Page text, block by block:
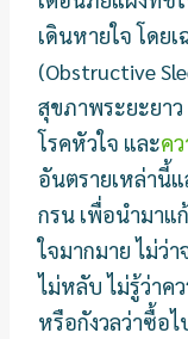
เดินหายใจ โดย
(Obstructive
สุขภาพระยะยาว
โรคหัวใจ และค
อันตรายเหล่านี้
กรน เพื่อนำมาแ
ใจมากมาย ไม่ว่
ไม่หลับ ไม่รู้ว่าค
หรือกังวลว่าซื้อ